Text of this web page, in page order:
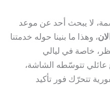
لا يبحث أحد عن موعد
، وهذا ما بنينا حوله خدمتنا
خاصة في ليالي
عائلي تتوسّطه الشاشة،
تتحرّك فور تأكيد